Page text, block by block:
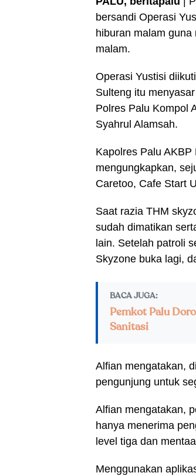
bersandi Operasi
hiburan malam
malam.
Operasi Yustisi
Sulteng itu
Polres Palu Kompol
Syahrul Alamsah.
Kapolres Palu
mengungkapkan,
Caretoo, Cafe Start
Saat razia THM
sudah dimatikan
lain. Setelah patroli
Skyzone buka lagi,
BACA JUGA:
Pemkot Palu
Sanitasi
Alfian mengatakan,
pengunjung untuk
Alfian mengatakan,
hanya menerima
level tiga dan
Menggunakan